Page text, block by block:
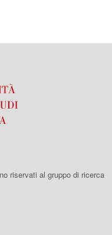
riservati al gruppo di ricerca